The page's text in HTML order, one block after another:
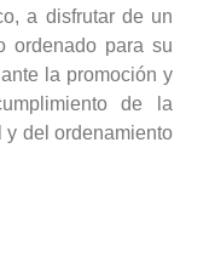
a disfrutar de un
ordenado para su
la promoción y
de la
y del ordenamiento